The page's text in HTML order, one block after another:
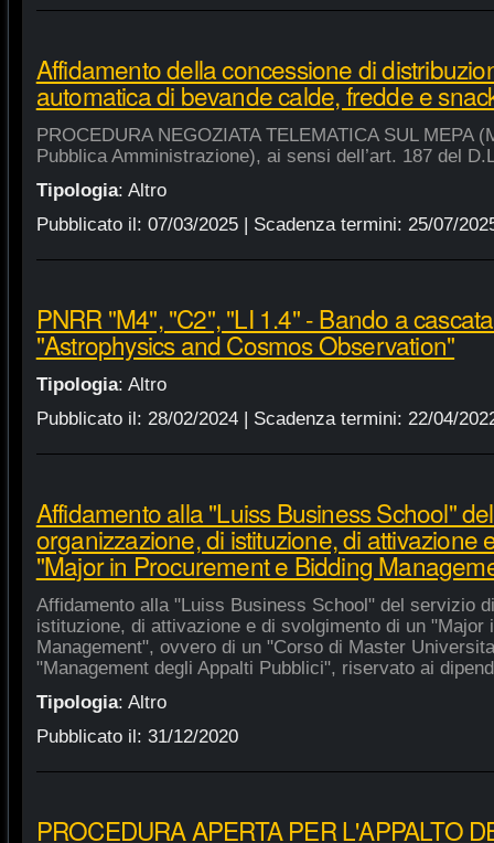
Affidamento della concessione di
automatica di bevande calde, fredde e
PROCEDURA NEGOZIATA TELEMATICA SUL MEPA
Pubblica Amministrazione), ai sensi dell’art. 187 del
Tipologia: Altro
Pubblicato il: 07/03/2025| Scadenza termini: 25/07/
PNRR "M4", "C2", "LI 1.4" - Bando a
"Astrophysics and Cosmos Observation"
Tipologia: Altro
Pubblicato il: 28/02/2024| Scadenza termini: 22/04/
Affidamento alla "Luiss Business School"
organizzazione, di istituzione, di attivazione
"Major in Procurement e Bidding
Affidamento alla "Luiss Business School" del servizio
istituzione, di attivazione e di svolgimento di un "Major
Management", ovvero di un "Corso di Master
"Management degli Appalti Pubblici", riservato ai
Tipologia: Altro
Pubblicato il: 31/12/2020
PROCEDURA APERTA PER L'APPALTO